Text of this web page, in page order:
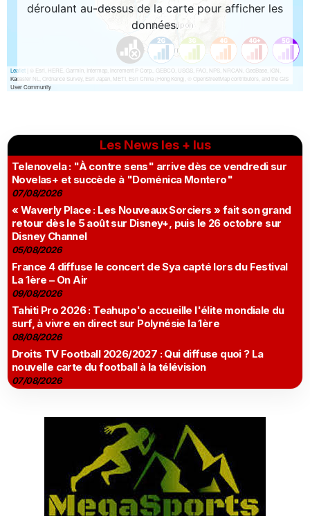
Les News les + lus
Telenovela : "À contre sens" arrive dès ce vendredi sur
Novelas+ et succède à "Doménica Montero"
07/08/2026
« Waverly Place : Les Nouveaux Sorciers » fait son grand
retour dès le 5 août sur Disney+, puis le 26 octobre sur
Disney Channel
05/08/2026
France 4 diffuse le concert de Sya capté lors du Festival
La 1ère – On Air
09/08/2026
Tahiti Pro 2026 : Teahupo'o accueille l'élite mondiale du
surf, à vivre en direct sur Polynésie la 1ère
08/08/2026
Droits TV Football 2026/2027 : Qui diffuse quoi ? La
nouvelle carte du football à la télévision
07/08/2026